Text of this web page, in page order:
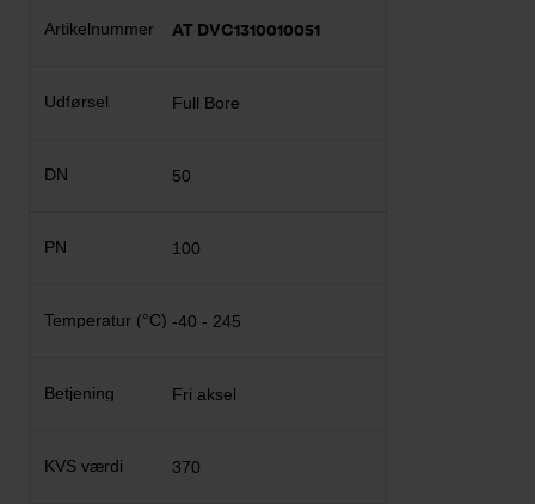
AT DVC1310010051
Full Bore
50
100
-40 - 245
Fri aksel
370